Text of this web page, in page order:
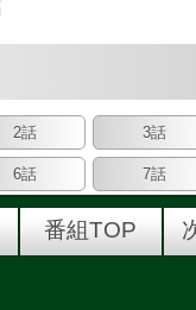
2話 3話
6話 7話
番組TOP